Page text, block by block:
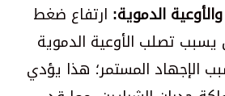
الدموية: ارتفاع ضغط
يسبب تصلب الأوعية الدموية
الإجهاد المستمر؛ هذا يؤدي